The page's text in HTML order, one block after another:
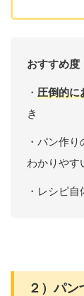
おすすめ度
・ 圧倒的に
き
・パン作
わかりやす
・レシピ
２）パ